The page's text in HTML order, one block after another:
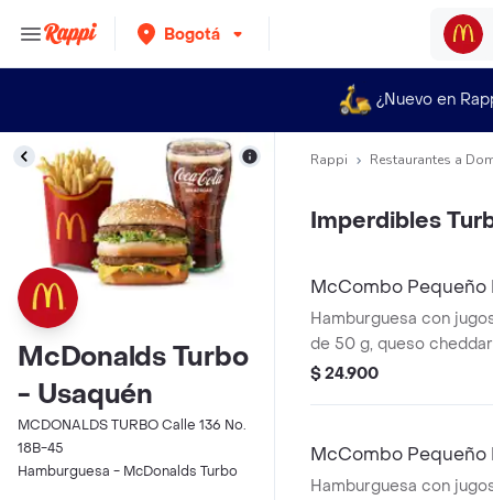
Bogotá
¿Nuevo en
McDonalds Turbo
- Usaquén
MCDONALDS TURBO Calle 136 No.
18B-45
Hamburguesa - McDonalds Turbo
Rappi Restaurantes a
Imperdibles
McCombo Pequeño
Hamburguesa con
de 50 g, queso
cebolla, pepinillos, salsa
bebida pequeña a
$ 24.900
McCombo Pequeño
Hamburguesa con